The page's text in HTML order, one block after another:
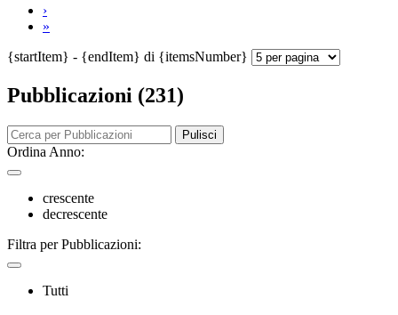
›
»
{startItem} - {endItem} di {itemsNumber}
Pubblicazioni (231)
Pulisci
Ordina Anno:
crescente
decrescente
Filtra per Pubblicazioni:
Tutti